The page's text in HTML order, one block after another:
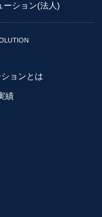
ーション(法人)
ョンとは
績